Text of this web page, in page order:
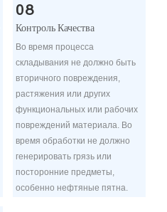
08
Контроль Качества
Во время процесса
складывания не должно быть
вторичного повреждения,
растяжения или других
функциональных или рабочих
повреждений материала. Во
время обработки не должно
генерировать грязь или
посторонние предметы,
особенно нефтяные пятна.